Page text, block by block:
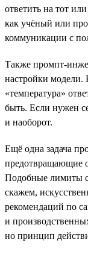
ответить на тот
как учёный или
коммуникации с
Также промпт-
настройки модели.
«температура»
быть. Если нужен
и наоборот.
Ещё одна задача
предотвращающие
Подобные лимиты
скажем,
рекомендаций по
и
но принцип